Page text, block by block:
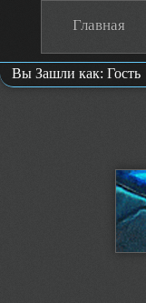
Главная
Вы Зашли как: Гость